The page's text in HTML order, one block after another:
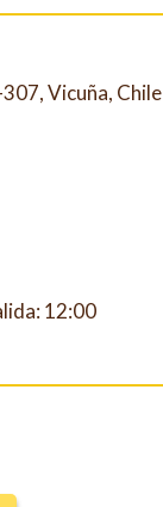
Vicuña, Chile
12:00